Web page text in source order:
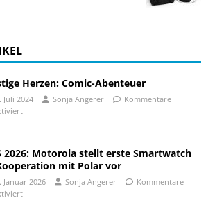
Herzen: Comic-Abenteuer
Juli 2024 Sonja Angerer
Kommentare
2026: Motorola stellt erste Smartwatch
mit Polar vor
Januar 2026 Sonja Angerer
Kommentare